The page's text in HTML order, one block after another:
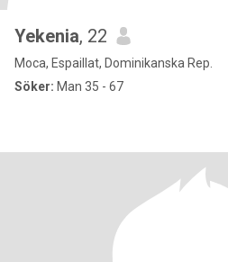
Yekenia, 22
Moca, Espaillat, Dominikanska Rep.
Söker: Man 35 - 67